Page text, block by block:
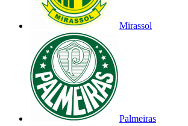
Mirassol
Palmeiras